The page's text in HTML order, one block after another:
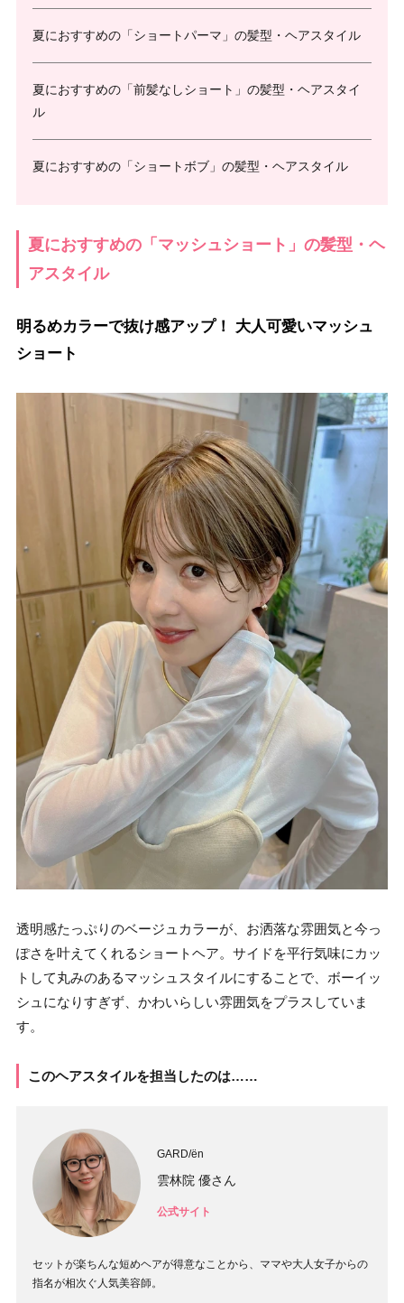
夏におすすめの「ショートパーマ」の髪型・ヘアスタイル
夏におすすめの「前髪なしショート」の髪型・ヘアスタイ
ル
夏におすすめの「ショートボブ」の髪型・ヘアスタイル
夏におすすめの「マッシュショート」の髪型・ヘ
アスタイル
明るめカラーで抜け感アップ！ 大人可愛いマッシュ
ショート
透明感たっぷりのベージュカラーが、お洒落な雰囲気と今っ
ぽさを叶えてくれるショートヘア。サイドを平行気味にカッ
トして丸みのあるマッシュスタイルにすることで、ボーイッ
シュになりすぎず、かわいらしい雰囲気をプラスしていま
す。
このヘアスタイルを担当したのは……
GARD/ën
雲林院 優さん
公式サイト
セットが楽ちんな短めヘアが得意なことから、ママや大人女子からの
指名が相次ぐ人気美容師。